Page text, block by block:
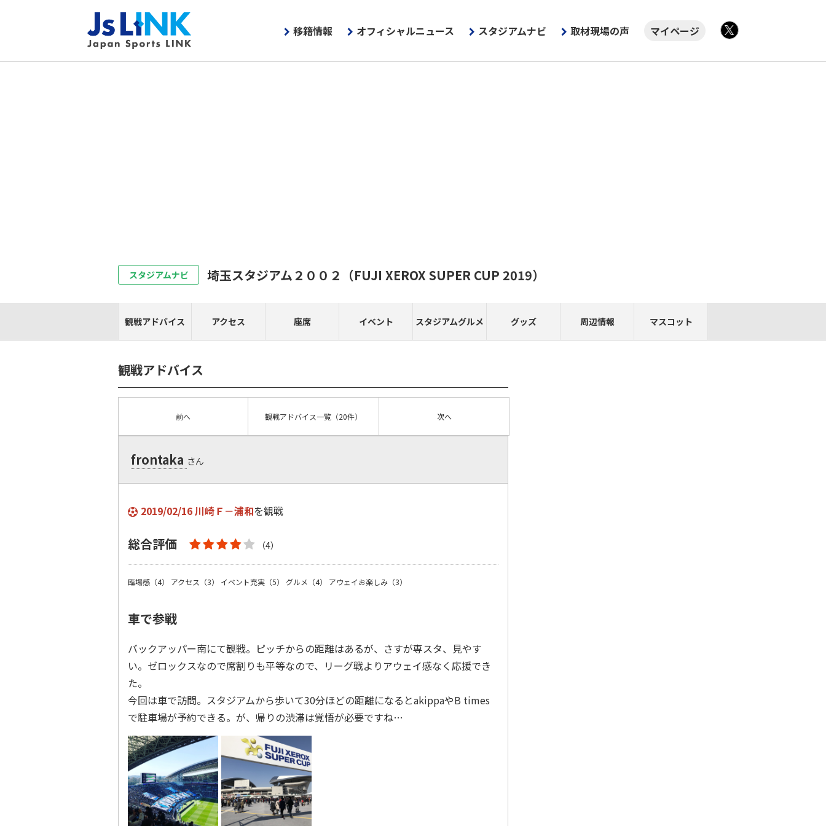
移籍情報 オフィシャルニュース スタジアムナビ 取材現場の声
マイページ
スタジアムナビ 埼玉スタジアム２００２ （FUJI XEROX SUPER CUP 2019）
観戦アドバイス アクセス 座席 イベント スタジアムグルメ グッズ 周辺情報 マスコット
観戦アドバイス
前へ 観戦アドバイス一覧 （20件） 次へ
frontaka さん
2019/02/16 川崎Ｆ－浦和を観戦
総合評価 （4）
臨場感（4） アクセス（3） イベント充実（5） グルメ（4） アウェイお楽しみ（3）
車で参戦
バックアッパー南にて観戦。ピッチからの距離はあるが、さすが専スタ、見やす
い。ゼロックスなので席割りも平等なので、リーグ戦よりアウェイ感なく応援でき
た。
今回は車で訪問。スタジアムから歩いて30分ほどの距離になるとakippaやB times
で駐車場が予約できる。が、帰りの渋滞は覚悟が必要ですね…